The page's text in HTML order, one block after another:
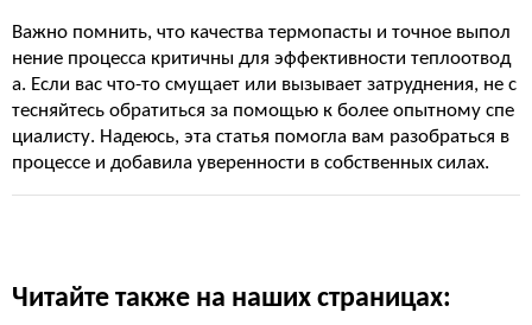
Важно помнить, что качества термопасты и точное выпол
нение процесса критичны для эффективности теплоотвод
а. Если вас что-то смущает или вызывает затруднения, не с
тесняйтесь обратиться за помощью к более опытному спе
циалисту. Надеюсь, эта статья помогла вам разобраться в
процессе и добавила уверенности в собственных силах.
Читайте также на наших страницах: